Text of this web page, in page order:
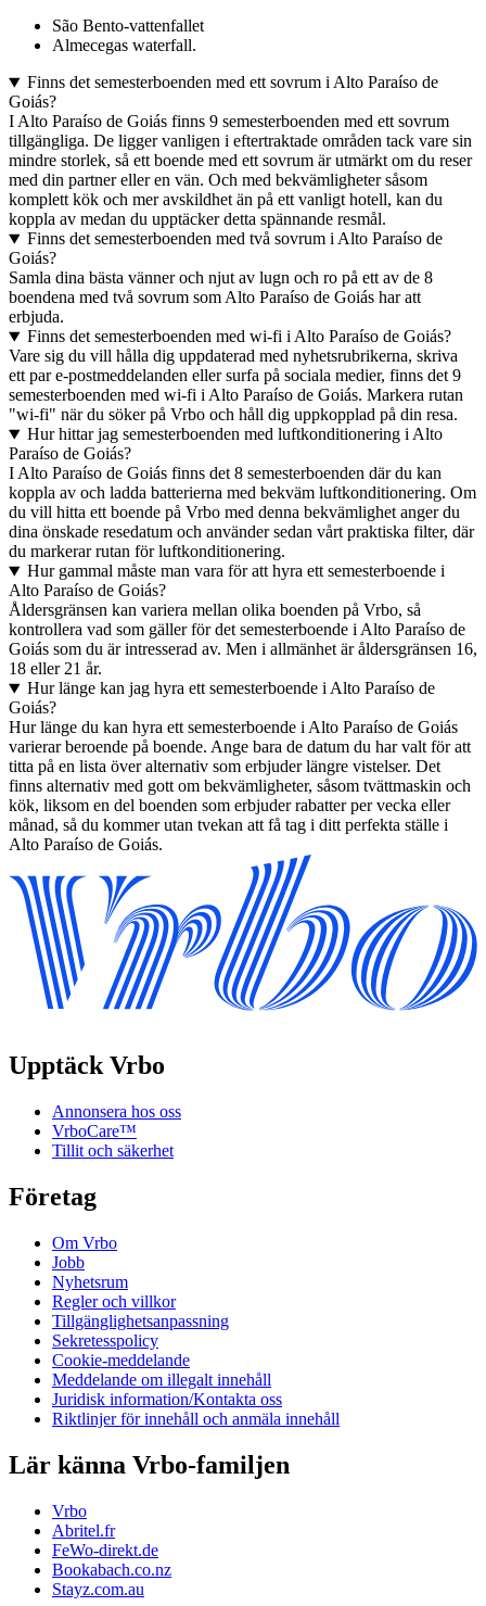
São Bento-vattenfallet
Almecegas waterfall.
Finns det semesterboenden med ett sovrum i Alto Paraíso de
Goiás?
I Alto Paraíso de Goiás finns 9 semesterboenden med ett sovrum
tillgängliga. De ligger vanligen i eftertraktade områden tack vare sin
mindre storlek, så ett boende med ett sovrum är utmärkt om du reser
med din partner eller en vän. Och med bekvämligheter såsom
komplett kök och mer avskildhet än på ett vanligt hotell, kan du
koppla av medan du upptäcker detta spännande resmål.
Finns det semesterboenden med två sovrum i Alto Paraíso de
Goiás?
Samla dina bästa vänner och njut av lugn och ro på ett av de 8
boendena med två sovrum som Alto Paraíso de Goiás har att
erbjuda.
Finns det semesterboenden med wi-fi i Alto Paraíso de Goiás?
Vare sig du vill hålla dig uppdaterad med nyhetsrubrikerna, skriva
ett par e-postmeddelanden eller surfa på sociala medier, finns det 9
semesterboenden med wi-fi i Alto Paraíso de Goiás. Markera rutan
"wi-fi" när du söker på Vrbo och håll dig uppkopplad på din resa.
Hur hittar jag semesterboenden med luftkonditionering i Alto
Paraíso de Goiás?
I Alto Paraíso de Goiás finns det 8 semesterboenden där du kan
koppla av och ladda batterierna med bekväm luftkonditionering. Om
du vill hitta ett boende på Vrbo med denna bekvämlighet anger du
dina önskade resedatum och använder sedan vårt praktiska filter, där
du markerar rutan för luftkonditionering.
Hur gammal måste man vara för att hyra ett semesterboende i
Alto Paraíso de Goiás?
Åldersgränsen kan variera mellan olika boenden på Vrbo, så
kontrollera vad som gäller för det semesterboende i Alto Paraíso de
Goiás som du är intresserad av. Men i allmänhet är åldersgränsen 16,
18 eller 21 år.
Hur länge kan jag hyra ett semesterboende i Alto Paraíso de
Goiás?
Hur länge du kan hyra ett semesterboende i Alto Paraíso de Goiás
varierar beroende på boende. Ange bara de datum du har valt för att
titta på en lista över alternativ som erbjuder längre vistelser. Det
finns alternativ med gott om bekvämligheter, såsom tvättmaskin och
kök, liksom en del boenden som erbjuder rabatter per vecka eller
månad, så du kommer utan tvekan att få tag i ditt perfekta ställe i
Alto Paraíso de Goiás.
Upptäck Vrbo
Annonsera hos oss
VrboCare™
Tillit och säkerhet
Företag
Om Vrbo
Jobb
Nyhetsrum
Regler och villkor
Tillgänglighetsanpassning
Sekretesspolicy
Cookie-meddelande
Meddelande om illegalt innehåll
Juridisk information/Kontakta oss
Riktlinjer för innehåll och anmäla innehåll
Lär känna Vrbo-familjen
Vrbo
Abritel.fr
FeWo-direkt.de
Bookabach.co.nz
Stayz.com.au